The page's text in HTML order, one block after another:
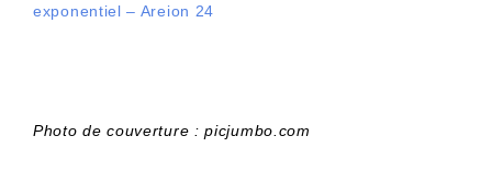
exponentiel – Areion 24
Photo de couverture : picjumbo.com